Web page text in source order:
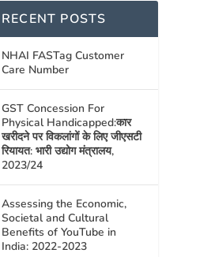
RECENT POSTS
NHAI FASTag Customer
Care Number
GST Concession For
Physical Handicapped:कार
खरीदने पर विकलांगों के लिए जीएसटी
रियायत: भारी उद्योग मंत्रालय,
2023/24
Assessing the Economic,
Societal and Cultural
Benefits of YouTube in
India: 2022-2023